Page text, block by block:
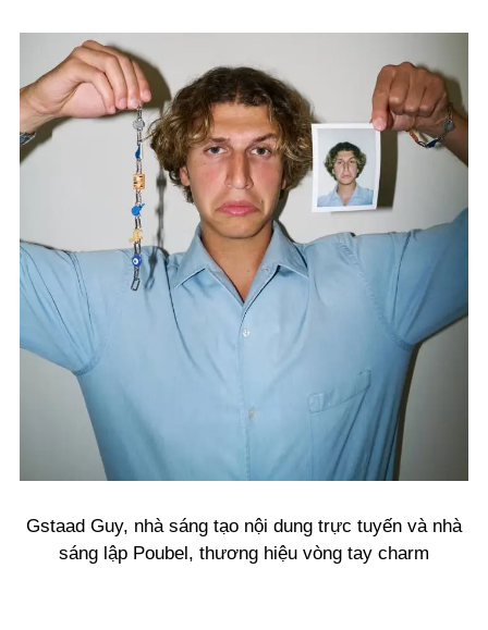
Gstaad Guy, nhà sáng tạo nội dung trực tuyến và nhà
sáng lập Poubel, thương hiệu vòng tay charm